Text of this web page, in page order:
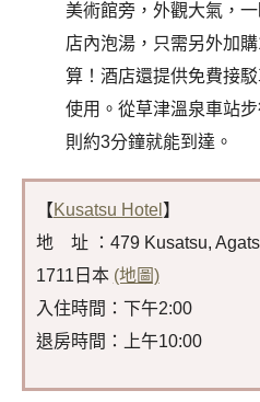
美術館旁，外觀大氣，
店內泡湯，只需另外加
算！酒店還提供免費接
使用。從草津溫泉車站
則約3分鐘就能到達。
【Kusatsu Hotel 】
地 址 ：479 Kusatsu,
1711日本 (地圖)
入住時間：下午2:00
退房時間：上午10:00